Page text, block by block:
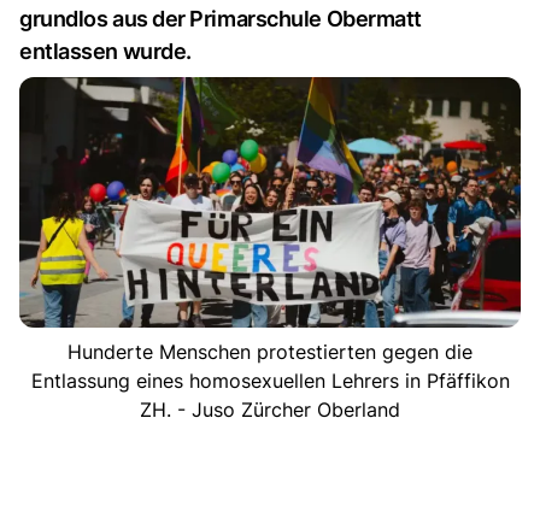
grundlos aus der Primarschule Obermatt
entlassen wurde.
Hunderte Menschen protestierten gegen die
Entlassung eines homosexuellen Lehrers in Pfäffikon
ZH. - Juso Zürcher Oberland